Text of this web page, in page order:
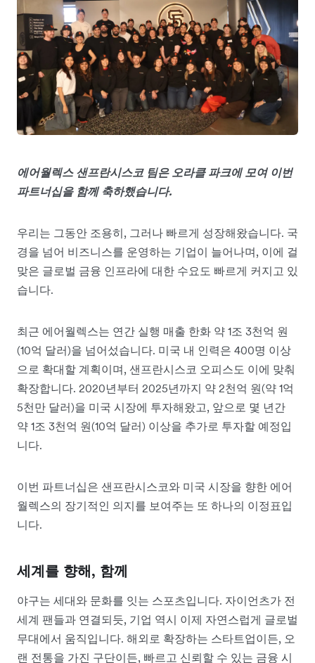
에어월렉스 샌프란시스코 팀은 오라클 파크에 모여 이번
파트너십을 함께 축하했습니다.
우리는 그동안 조용히, 그러나 빠르게 성장해왔습니다. 국
경을 넘어 비즈니스를 운영하는 기업이 늘어나며, 이에 걸
맞은 글로벌 금융 인프라에 대한 수요도 빠르게 커지고 있
습니다.
최근 에어월렉스는 연간 실행 매출 한화 약 1조 3천억 원
(10억 달러)을 넘어섰습니다. 미국 내 인력은 400명 이상
으로 확대할 계획이며, 샌프란시스코 오피스도 이에 맞춰
확장합니다. 2020년부터 2025년까지 약 2천억 원(약 1억
5천만 달러)을 미국 시장에 투자해왔고, 앞으로 몇 년간
약 1조 3천억 원(10억 달러) 이상을 추가로 투자할 예정입
니다.
이번 파트너십은 샌프란시스코와 미국 시장을 향한 에어
월렉스의 장기적인 의지를 보여주는 또 하나의 이정표입
니다.
세계를 향해, 함께
야구는 세대와 문화를 잇는 스포츠입니다. 자이언츠가 전
세계 팬들과 연결되듯, 기업 역시 이제 자연스럽게 글로벌
무대에서 움직입니다. 해외로 확장하는 스타트업이든, 오
랜 전통을 가진 구단이든, 빠르고 신뢰할 수 있는 금융 시